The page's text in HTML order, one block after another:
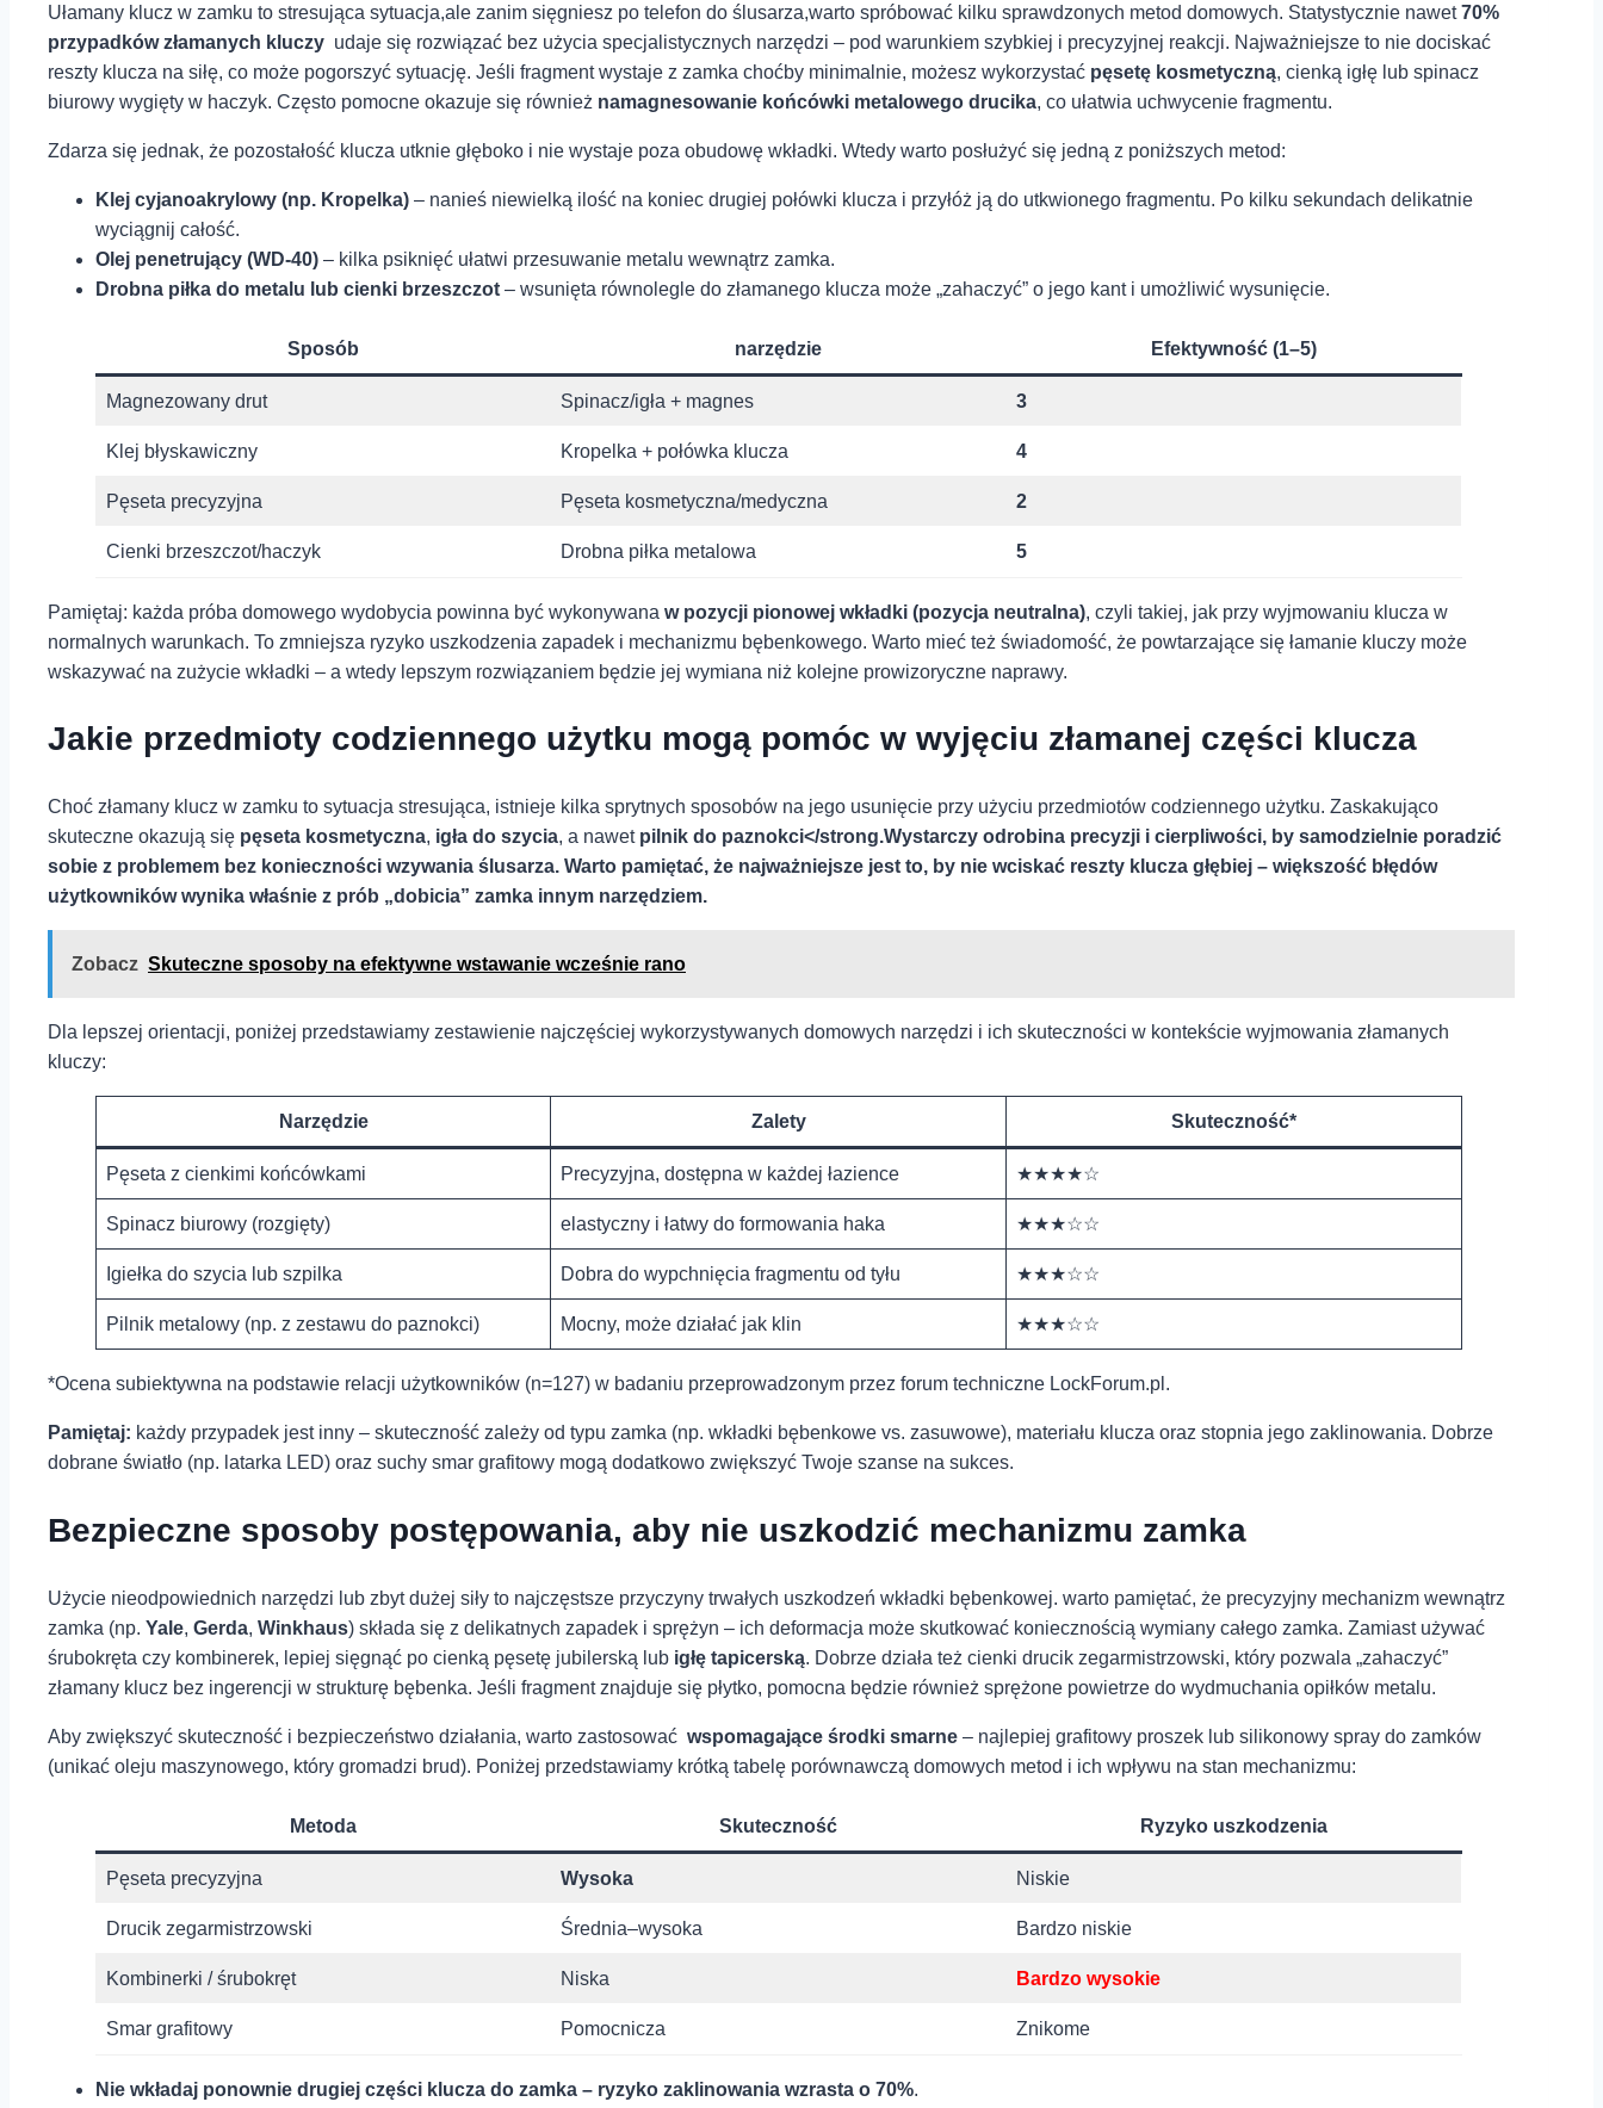
Ułamany klucz⁤ w ‍zamku ⁢to stresująca sytuacja,ale zanim‍ sięgniesz po telefon do⁣ ślusarza,warto ​spróbować ‍kilku​ sprawdzonych metod domowych. Statystycznie nawet⁢70%⁤
przypadków złamanych kluczy ⁢ udaje się rozwiązać bez⁢ użycia ‌specjalistycznych narzędzi – pod warunkiem szybkiej i⁣ precyzyjnej reakcji. Najważniejsze‌ to ‌nie dociskać
reszty ‌klucza⁤ na⁢ siłę, co może pogorszyć sytuację. Jeśli fragment ⁢wystaje‌ z zamka choćby minimalnie, możesz wykorzystać⁤ pęsetę kosmetyczną, cienką igłę lub ⁢spinacz
biurowy⁤ wygięty w haczyk. Często pomocne okazuje​ się ‍również namagnesowanie ⁢końcówki metalowego ⁤drucika, co ułatwia uchwycenie fragmentu.
Zdarza się jednak, że pozostałość klucza ‌utknie⁤ głęboko i‌ nie ⁣wystaje poza obudowę⁣ wkładki. Wtedy warto posłużyć się ⁤jedną⁢ z poniższych metod:
Klej cyjanoakrylowy (np. Kropelka) – nanieś niewielką ilość⁣ na koniec drugiej połówki klucza⁢ i ‍przyłóż ją⁢ do utkwionego fragmentu. Po kilku sekundach delikatnie
wyciągnij całość.
Olej penetrujący (WD-40) – kilka psiknięć ułatwi przesuwanie ⁢metalu wewnątrz zamka.
Drobna piłka do metalu lub ⁢cienki brzeszczot – wsunięta równolegle do⁣ złamanego klucza może „zahaczyć” o jego kant i umożliwić wysunięcie.
Sposób narzędzie Efektywność (1–5)
Magnezowany drut Spinacz/igła⁤ + magnes 3
Klej błyskawiczny Kropelka + połówka klucza 4
Pęseta precyzyjna Pęseta ⁤kosmetyczna/medyczna 2
Cienki‌ brzeszczot/haczyk Drobna piłka metalowa 5
Pamiętaj: ⁣każda próba domowego wydobycia powinna być wykonywana w pozycji pionowej wkładki (pozycja neutralna),⁤ czyli takiej, ‍jak przy wyjmowaniu klucza w
normalnych warunkach. To zmniejsza ryzyko uszkodzenia ‍zapadek i mechanizmu bębenkowego.⁤ Warto ⁤mieć też świadomość, że powtarzające się ‍łamanie kluczy może
wskazywać na zużycie wkładki⁤ – a wtedy lepszym rozwiązaniem będzie jej wymiana niż kolejne prowizoryczne naprawy.
Jakie przedmioty codziennego użytku mogą ⁣pomóc w wyjęciu‌ złamanej części klucza
Choć złamany ‍klucz w zamku to sytuacja stresująca, istnieje kilka ⁢sprytnych sposobów na⁤ jego usunięcie przy‌ użyciu przedmiotów codziennego ⁣użytku.​ Zaskakująco
skuteczne okazują się pęseta⁣ kosmetyczna, igła do szycia,‍ a nawet pilnik​ do paznokci</strong.Wystarczy⁤ odrobina precyzji i cierpliwości, by samodzielnie⁣ poradzić​
sobie z ‌problemem bez konieczności‌ wzywania ślusarza.‍ Warto pamiętać,⁤ że‍ najważniejsze jest​ to, by ‍nie wciskać reszty ⁢klucza ​głębiej – ⁣większość błędów
użytkowników wynika właśnie‌ z⁤ prób „dobicia” zamka innym narzędziem.
Zobacz Skuteczne sposoby na efektywne wstawanie wcześnie rano
Dla lepszej​ orientacji,⁤ poniżej przedstawiamy zestawienie najczęściej wykorzystywanych domowych​ narzędzi i ich‌ skuteczności w kontekście‍ wyjmowania złamanych
kluczy:
Narzędzie Zalety Skuteczność*
Pęseta z ⁢cienkimi końcówkami Precyzyjna, ⁤dostępna w każdej łazience ★★★★☆
Spinacz biurowy (rozgięty) elastyczny i łatwy do formowania haka ★★★☆☆
Igiełka do‍ szycia lub szpilka Dobra do wypchnięcia fragmentu od tyłu ★★★☆☆
Pilnik metalowy​ (np. z zestawu do paznokci) Mocny, może działać jak klin ★★★☆☆
*Ocena subiektywna na podstawie ‍relacji użytkowników ⁤(n=127) w badaniu przeprowadzonym przez forum techniczne LockForum.pl.
Pamiętaj: każdy​ przypadek jest ⁣inny – skuteczność zależy‌ od typu ​zamka (np. wkładki bębenkowe ‌vs.⁣ zasuwowe),⁢ materiału klucza⁣ oraz stopnia jego zaklinowania. Dobrze
dobrane światło (np. ⁣latarka​ LED) oraz⁢ suchy smar⁢ grafitowy⁣ mogą⁢ dodatkowo zwiększyć Twoje szanse⁣ na sukces.
Bezpieczne sposoby postępowania, aby ⁤nie​ uszkodzić mechanizmu​ zamka
Użycie⁣ nieodpowiednich narzędzi⁤ lub zbyt dużej⁤ siły to najczęstsze przyczyny trwałych uszkodzeń ⁣wkładki bębenkowej. ⁢warto pamiętać, że precyzyjny mechanizm wewnątrz
zamka (np. Yale, Gerda, Winkhaus) składa się z delikatnych zapadek i sprężyn‍ – ich deformacja ‍może skutkować koniecznością wymiany całego zamka. Zamiast używać
śrubokręta⁣ czy kombinerek, lepiej sięgnąć ‌po cienką pęsetę jubilerską lub igłę tapicerską. Dobrze działa też cienki drucik zegarmistrzowski, który pozwala „zahaczyć”
złamany klucz bez ingerencji w strukturę bębenka. Jeśli fragment⁢ znajduje się płytko, ⁢pomocna⁤ będzie również ‍sprężone ⁢powietrze‌ do​ wydmuchania opiłków metalu.
Aby ⁢zwiększyć skuteczność i bezpieczeństwo działania, warto ⁢zastosować ‍ wspomagające środki ​smarne – ⁣najlepiej grafitowy proszek lub silikonowy spray do zamków
(unikać oleju maszynowego, który⁣ gromadzi brud). Poniżej‌ przedstawiamy​ krótką tabelę porównawczą domowych metod i ich wpływu⁢ na stan mechanizmu:
Metoda Skuteczność Ryzyko ‍uszkodzenia
Pęseta⁤ precyzyjna Wysoka Niskie
Drucik zegarmistrzowski Średnia–wysoka Bardzo niskie
Kombinerki ⁣/ śrubokręt Niska Bardzo‌ wysokie
Smar​ grafitowy Pomocnicza Znikome
Nie wkładaj ponownie drugiej części klucza do zamka – ryzyko zaklinowania wzrasta o 70%.